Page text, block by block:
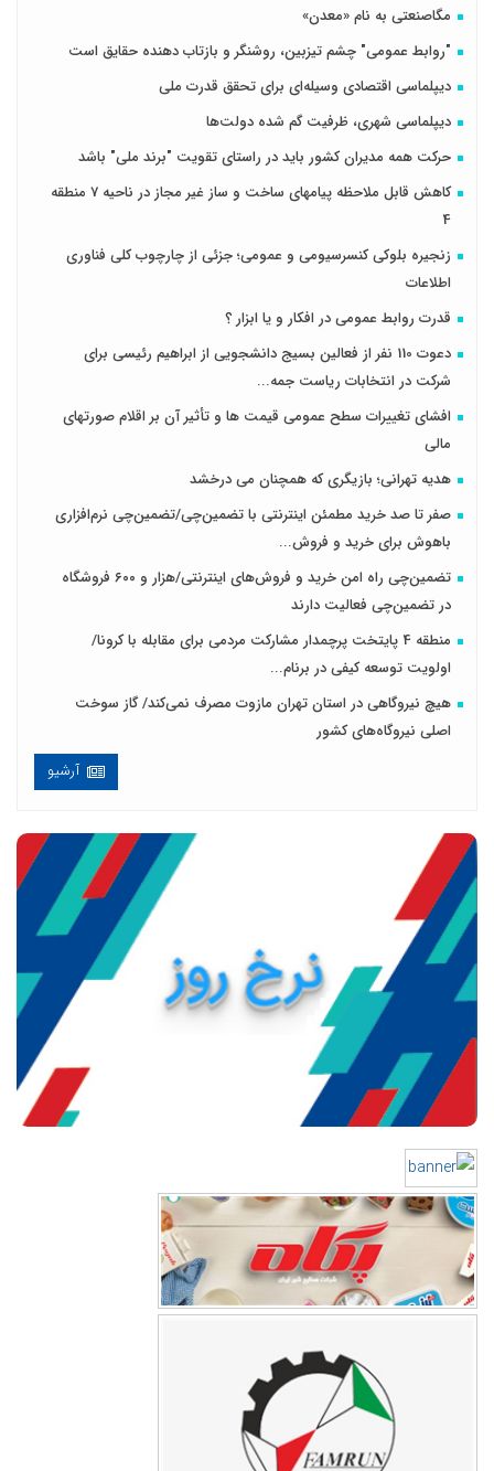
مگاصنعتی به نام «معدن»
"روابط عمومی" چشم تیزبین، روشنگر و بازتاب دهنده حقایق است
دیپلماسی اقتصادی وسیله‌ای برای تحقق قدرت ملی
دیپلماسی شهری، ظرفیت گم شده دولت‌ها
حرکت همه مدیران کشور باید در راستای تقویت "برند ملی" باشد
کاهش قابل ملاحظه پیامهای ساخت و ساز غیر مجاز در ناحیه 7 منطقه
4
زنجیره بلوکی کنسرسیومی و عمومی؛ جزئی از چارچوب کلی فناوری
اطلاعات
قدرت روابط عمومی در افکار و یا ابزار ؟
دعوت 110 نفر از فعالین بسیج دانشجویی از ابراهیم رئیسی برای
شرکت در انتخابات ریاست جمه...
افشای تغییرات سطح عمومی قیمت ها و تأثیر آن بر اقلام صورتهای
مالی
هدیه تهرانی؛ بازیگری که همچنان می درخشد
صفر تا صد خرید مطمئن اینترنتی با تضمین‌چی/تضمین‌چی نرم‌افزاری
باهوش برای خرید و فروش‌...
تضمین‌چی راه امن خرید و فروش‌های اینترنتی/هزار و ۶۰۰ فروشگاه
در تضمین‌چی فعالیت دارند
منطقه 4 پایتخت پرچمدار مشارکت مردمی برای مقابله با کرونا/
اولویت توسعه کیفی در برنام...
هیچ نیروگاهی در استان تهران مازوت مصرف نمی‌کند/ گاز سوخت
اصلی نیروگاه‌های کشور
آرشیو